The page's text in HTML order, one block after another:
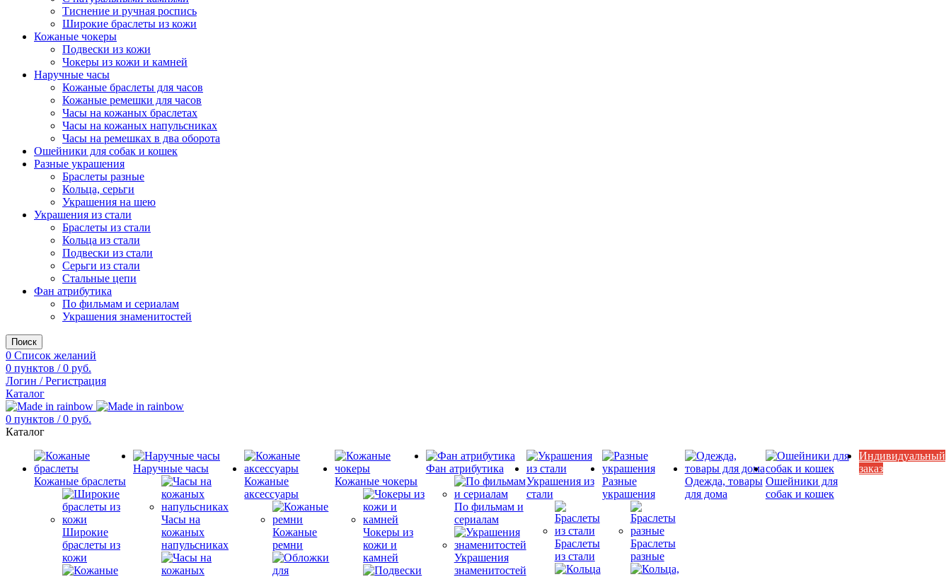
Тиснение и ручная роспись
Широкие браслеты из кожи
Кожаные чокеры
Подвески из кожи
Чокеры из кожи и камней
Наручные часы
Кожаные браслеты для часов
Кожаные ремешки для часов
Часы на кожаных браслетах
Часы на кожаных напульсниках
Часы на ремешках в два оборота
Ошейники для собак и кошек
Разные украшения
Браслеты разные
Кольца, серьги
Украшения на шею
Украшения из стали
Браслеты из стали
Кольца из стали
Подвески из стали
Серьги из стали
Стальные цепи
Фан атрибутика
По фильмам и сериалам
Украшения знаменитостей
Поиск
0 Список желаний
0 пунктов / 0 руб.
Логин / Регистрация
Каталог
0 пунктов / 0 руб.
Каталог
Кожаные браслеты
Широкие
браслеты из
кожи
Наручные часы
Часы на
кожаных
напульсниках
Кожаные
аксессуары
Кожаные
ремни
Кожаные чокеры
Чокеры из
кожи и
камней
Фан атрибутика
По фильмам и
сериалам
Украшения
знаменитостей
Украшения из
стали
Браслеты
из стали
Разные
украшения
Браслеты
разные
Одежда, товары
для дома
Ошейники для
собак и кошек
Индивидуальный
заказ